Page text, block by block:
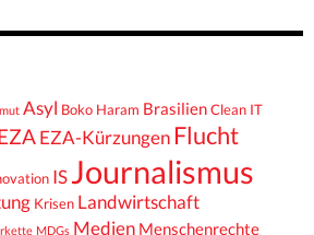
Asyl Boko Haram BrasilienClean IT
EZA-Kürzungen Flucht
IS Journalismus
Krisen Landwirtschaft
MDGs Medien Menschenrechte